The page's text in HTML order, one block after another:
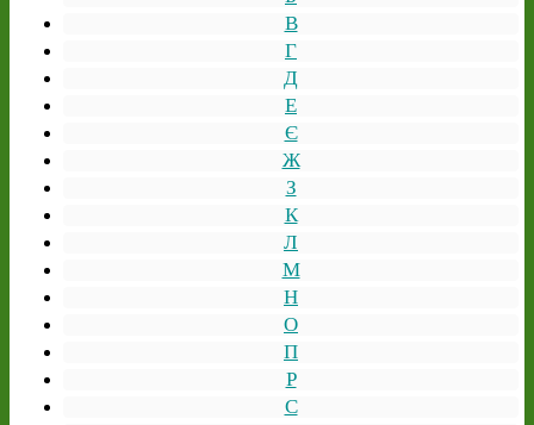
В
Г
Д
Е
Є
Ж
З
К
Л
М
Н
О
П
Р
С